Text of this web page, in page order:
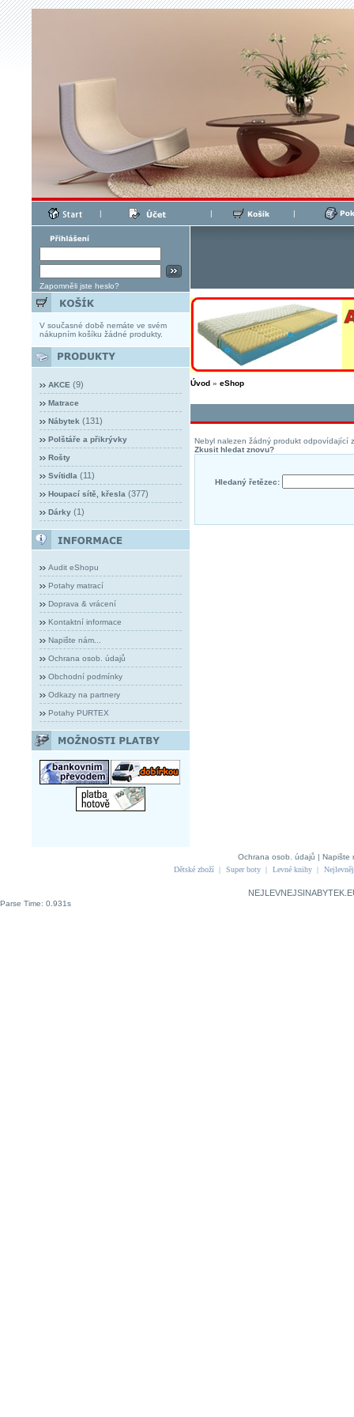
| | |
Zapomněli jste heslo?
V současné době nemáte ve svém
nákupním košíku žádné produkty.
AKCE (9)
Matrace
Nábytek (131)
Polštáře a přikrývky
Rošty
Svítidla (11)
Houpací sítě, křesla (377)
Dárky(1)
Audit eShopu
Potahy matrací
Doprava & vrácení
Kontaktní informace
Napište nám...
Ochrana osob. údajů
Obchodní podmínky
Odkazy na partnery
Potahy PURTEX
Úvod» eShop
Nebyl nalezen žádný produkt odpovídající
Zkusit hledat znovu?
Hledaný řetězec:
Ochrana osob. údajů | Napište
Dětské zboží | Super boty | Levné knihy |
Parse Time: 0.931s